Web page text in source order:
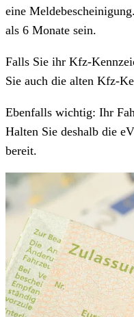
eine
als 6 Monate sein.
Falls Sie ihr Kfz-
Sie auch die alten Kfz-
Ebenfalls wichtig: Ihr
Halten Sie deshalb die
bereit.